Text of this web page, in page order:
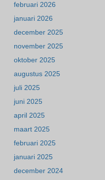
februari 2026
januari 2026
december 2025
november 2025
oktober 2025
augustus 2025
juli 2025
juni 2025
april 2025
maart 2025
februari 2025
januari 2025
december 2024